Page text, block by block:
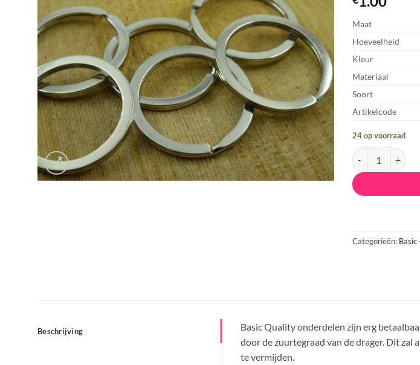
verlanglijst
toevoegen
Maat
Hoeveelheid
Kleur
Materiaal
Soort
Artikelcode
24 op voorraad
Sleutelhanger
Categorieën:
Beschrijving
Basic Quality onderdelen zijn erg
door de zuurtegraad van de drager. Dit zal
te vermijden.